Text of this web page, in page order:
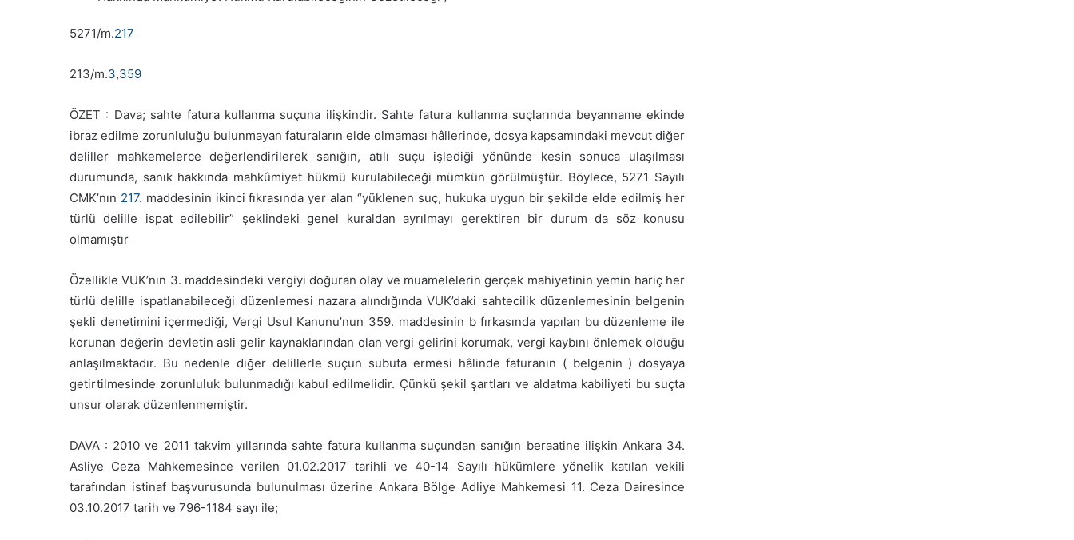
5271/m.217
213/m.3,359
ÖZET : Dava; sahte fatura kullanma suçuna ilişkindir. Sahte fatura kullanma suçlarında beyanname ekinde
ibraz edilme zorunluluğu bulunmayan faturaların elde olmaması hâllerinde, dosya kapsamındaki mevcut diğer
deliller mahkemelerce değerlendirilerek sanığın, atılı suçu işlediği yönünde kesin sonuca ulaşılması
durumunda, sanık hakkında mahkûmiyet hükmü kurulabileceği mümkün görülmüştür. Böylece, 5271 Sayılı
CMK’nın 217. maddesinin ikinci fıkrasında yer alan “yüklenen suç, hukuka uygun bir şekilde elde edilmiş her
türlü delille ispat edilebilir” şeklindeki genel kuraldan ayrılmayı gerektiren bir durum da söz konusu
olmamıştır
Özellikle VUK’nın 3. maddesindeki vergiyi doğuran olay ve muamelelerin gerçek mahiyetinin yemin hariç her
türlü delille ispatlanabileceği düzenlemesi nazara alındığında VUK’daki sahtecilik düzenlemesinin belgenin
şekli denetimini içermediği, Vergi Usul Kanunu’nun 359. maddesinin b fırkasında yapılan bu düzenleme ile
korunan değerin devletin asli gelir kaynaklarından olan vergi gelirini korumak, vergi kaybını önlemek olduğu
anlaşılmaktadır. Bu nedenle diğer delillerle suçun subuta ermesi hâlinde faturanın ( belgenin ) dosyaya
getirtilmesinde zorunluluk bulunmadığı kabul edilmelidir. Çünkü şekil şartları ve aldatma kabiliyeti bu suçta
unsur olarak düzenlenmemiştir.
DAVA : 2010 ve 2011 takvim yıllarında sahte fatura kullanma suçundan sanığın beraatine ilişkin Ankara 34.
Asliye Ceza Mahkemesince verilen 01.02.2017 tarihli ve 40-14 Sayılı hükümlere yönelik katılan vekili
tarafından istinaf başvurusunda bulunulması üzerine Ankara Bölge Adliye Mahkemesi 11. Ceza Dairesince
03.10.2017 tarih ve 796-1184 sayı ile;